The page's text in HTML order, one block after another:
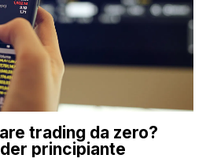
trading da zero?
principiante